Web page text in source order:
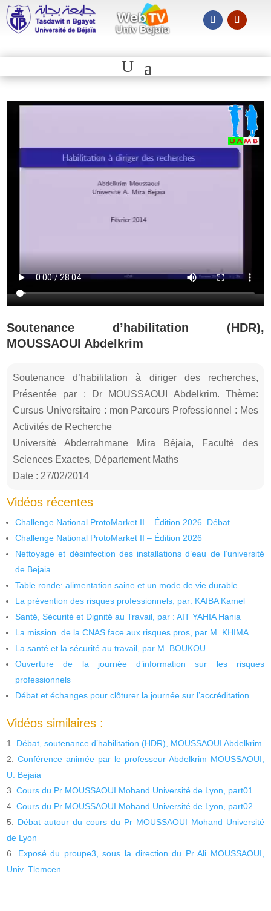
Soutenance d’habilitation (HDR),
MOUSSAOUI Abdelkrim
Soutenance d’habilitation à diriger des recherches,
Présentée par : Dr MOUSSAOUI Abdelkrim. Thème:
Cursus Universitaire : mon Parcours Professionnel : Mes
Activités de Recherche
Université Abderrahmane Mira Béjaia, Faculté des
Sciences Exactes, Département Maths
Date : 27/02/2014
Vidéos récentes
Challenge National ProtoMarket II – Édition 2026. Débat
Challenge National ProtoMarket II – Édition 2026
Nettoyage et désinfection des installations d’eau de l’université
de Bejaia
Table ronde: alimentation saine et un mode de vie durable
La prévention des risques professionnels, par: KAIBA Kamel
Santé, Sécurité et Dignité au Travail, par : AIT YAHIA Hania
La mission de la CNAS face aux risques pros, par M. KHIMA
La santé et la sécurité au travail, par M. BOUKOU
Ouverture de la journée d’information sur les risques
professionnels
Débat et échanges pour clôturer la journée sur l’accréditation
Vidéos similaires :
Débat, soutenance d’habilitation (HDR), MOUSSAOUI Abdelkrim
Conférence animée par le professeur Abdelkrim MOUSSAOUI,
U. Bejaia
Cours du Pr MOUSSAOUI Mohand Université de Lyon, part01
Cours du Pr MOUSSAOUI Mohand Université de Lyon, part02
Débat autour du cours du Pr MOUSSAOUI Mohand Université
de Lyon
Exposé du proupe3, sous la direction du Pr Ali MOUSSAOUI,
Univ. Tlemcen